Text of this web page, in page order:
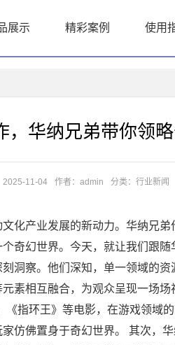
展示 精彩案例 使用
，华纳兄弟带你领略
2025-11-04 作者：admin 分类： 行业新闻
化产业发展的新动力。华纳兄
奇幻世界。今天，就让我们跟随
洞察。他们深知，单一领域的
素相互融合，为观众呈现一场
《指环王》等电影，在游戏领域
仿佛置身于奇幻世界。 其次，